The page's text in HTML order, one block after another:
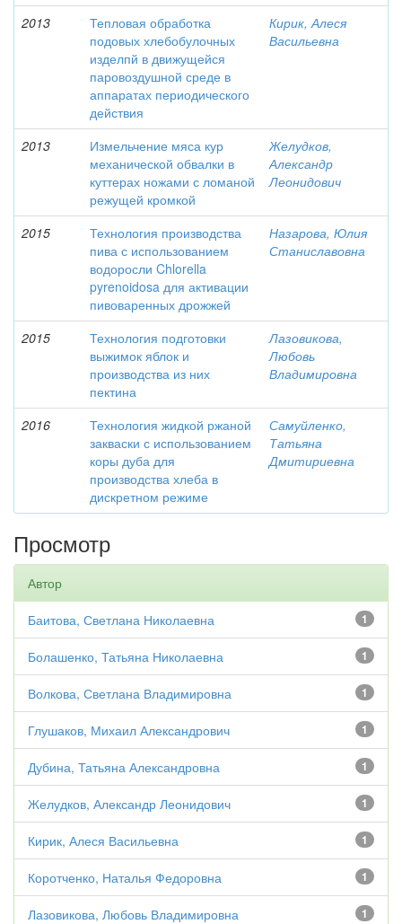
2013
Тепловая обработка
подовых хлебобулочных
изделпй в движущейся
паровоздушной среде в
аппаратах периодического
действия
Кирик, Алеся
Васильевна
2013
Измельчение мяса кур
механической обвалки в
куттерах ножами с ломаной
режущей кромкой
Желудков,
Александр
Леонидович
2015
Технология производства
пива с использованием
водоросли Chlorella
pyrenoidosa для активации
пивоваренных дрожжей
Назарова, Юлия
Станиславовна
2015
Технология подготовки
выжимок яблок и
производства из них
пектина
Лазовикова,
Любовь
Владимировна
2016
Технология жидкой ржаной
закваски с использованием
коры дуба для
производства хлеба в
дискретном режиме
Самуйленко,
Татьяна
Дмитириевна
Просмотр
Автор
1
Баитова, Светлана Николаевна
1
Болашенко, Татьяна Николаевна
1
Волкова, Светлана Владимировна
1
Глушаков, Михаил Александрович
1
Дубина, Татьяна Александровна
1
Желудков, Александр Леонидович
1
Кирик, Алеся Васильевна
1
Коротченко, Наталья Федоровна
1
Лазовикова, Любовь Владимировна